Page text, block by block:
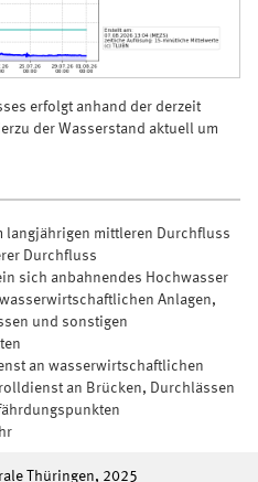
erfolgt anhand der derzeit
der Wasserstand aktuell um
langjährigen mittleren Durchfluss
Durchfluss
sich anbahnendes Hochwasser
Anlagen,
und sonstigen
an wasserwirtschaftlichen
an Brücken, Durchlässen
Thüringen, 2025